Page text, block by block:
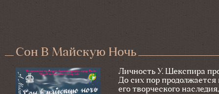
Сон В Майскую Ночь
Личность У. Шекспира
До сих пор
его творческого